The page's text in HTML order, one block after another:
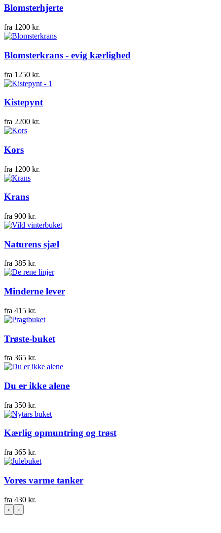
Blomsterhjerte
fra 1200 kr.
Blomsterkrans - evig kærlighed
fra 1250 kr.
Kistepynt
fra 2200 kr.
Kors
fra 1200 kr.
Krans
fra 900 kr.
Naturens sjæl
fra 385 kr.
Minderne lever
fra 415 kr.
Trøste-buket
fra 365 kr.
Du er ikke alene
fra 350 kr.
Kærlig opmuntring og trøst
fra 365 kr.
Vores varme tanker
fra 430 kr.
‹ ›